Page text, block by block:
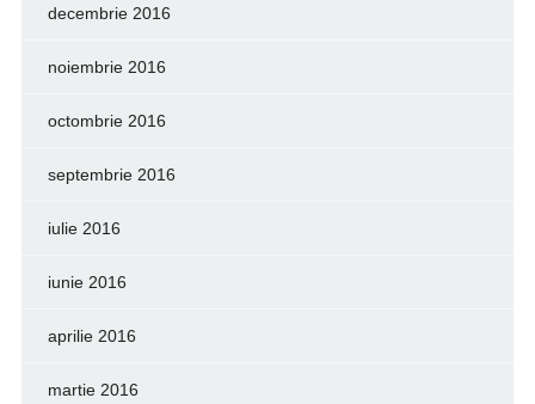
decembrie 2016
noiembrie 2016
octombrie 2016
septembrie 2016
iulie 2016
iunie 2016
aprilie 2016
martie 2016